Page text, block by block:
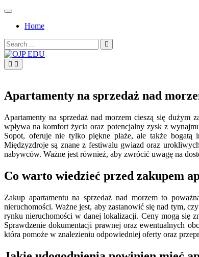
Skip
contentHome
Search
for:
Apartamenty na sprzedaż nad
Apartamenty na sprzedaż nad morzem cieszą się
wpływa na komfort życia oraz potencjalny zysk z
Sopot, oferuje nie tylko piękne plaże, ale także bogatą
Międzyzdroje są znane z festiwalu gwiazd oraz
nabywców. Ważne jest również, aby zwrócić uwagę na
Co warto wiedzieć przed zakupem
Zakup apartamentu na sprzedaż nad morzem to
nieruchomości. Ważne jest, aby zastanowić się nad tym,
rynku nieruchomości w danej lokalizacji. Ceny mogą się
Sprawdzenie dokumentacji prawnej oraz ewentualnych
która pomoże w znalezieniu odpowiedniej oferty oraz